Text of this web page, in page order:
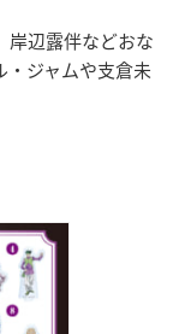
岸辺露伴などおな
・ジャムや支倉未